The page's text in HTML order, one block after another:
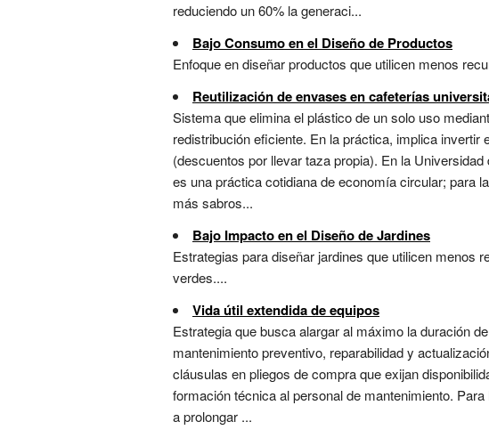
reduciendo un 60% la generaci...
Bajo Consumo en el Diseño de Productos
Enfoque en diseñar productos que utilicen menos
Reutilización de envases en cafeterías
Sistema que elimina el plástico de un solo uso
redistribución eficiente. En la práctica, implica
(descuentos por llevar taza propia). En la
es una práctica cotidiana de economía circular; para
más sabros...
Bajo Impacto en el Diseño de Jardines
Estrategias para diseñar jardines que utilicen menos
verdes....
Vida útil extendida de equipos
Estrategia que busca alargar al máximo la duración
mantenimiento preventivo, reparabilidad y
cláusulas en pliegos de compra que exijan
formación técnica al personal de mantenimiento.
a prolongar ...